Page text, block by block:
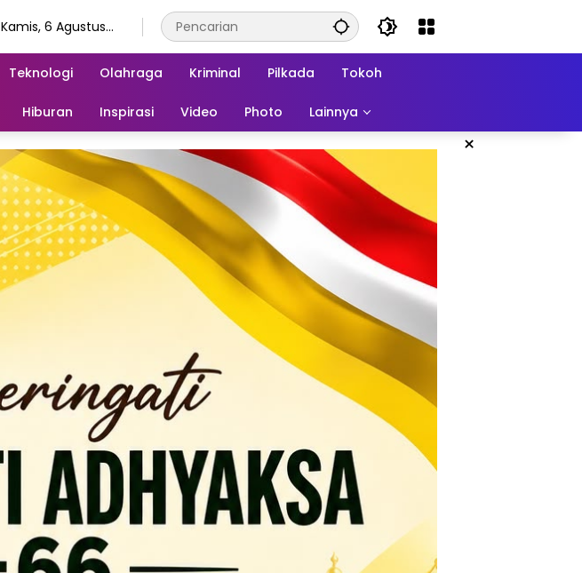
Kamis, 6 Agustus
Teknologi Olahraga Kriminal Pilkada Tokoh
Hiburan Inspirasi Video Photo Lainnya
×